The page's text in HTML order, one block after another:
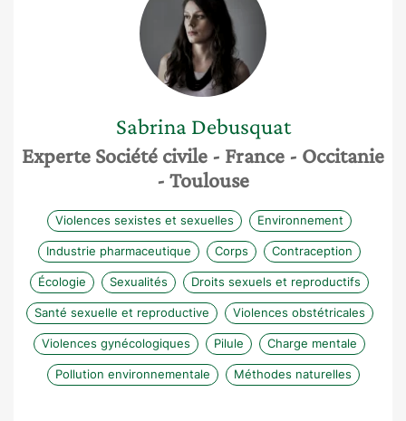
Sabrina Debusquat
Experte Société civile - France - Occitanie
- Toulouse
Violences sexistes et sexuelles Environnement
Industrie pharmaceutique Corps Contraception
Écologie Sexualités Droits sexuels et reproductifs
Santé sexuelle et reproductive Violences obstétricales
Violences gynécologiques Pilule Charge mentale
Pollution environnementale Méthodes naturelles